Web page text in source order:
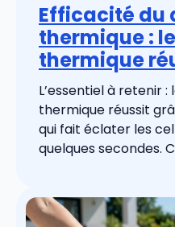
Efficacité du
thermique :
thermique
L’essentiel à retenir
thermique réussit
qui fait éclater les
quelques secondes.